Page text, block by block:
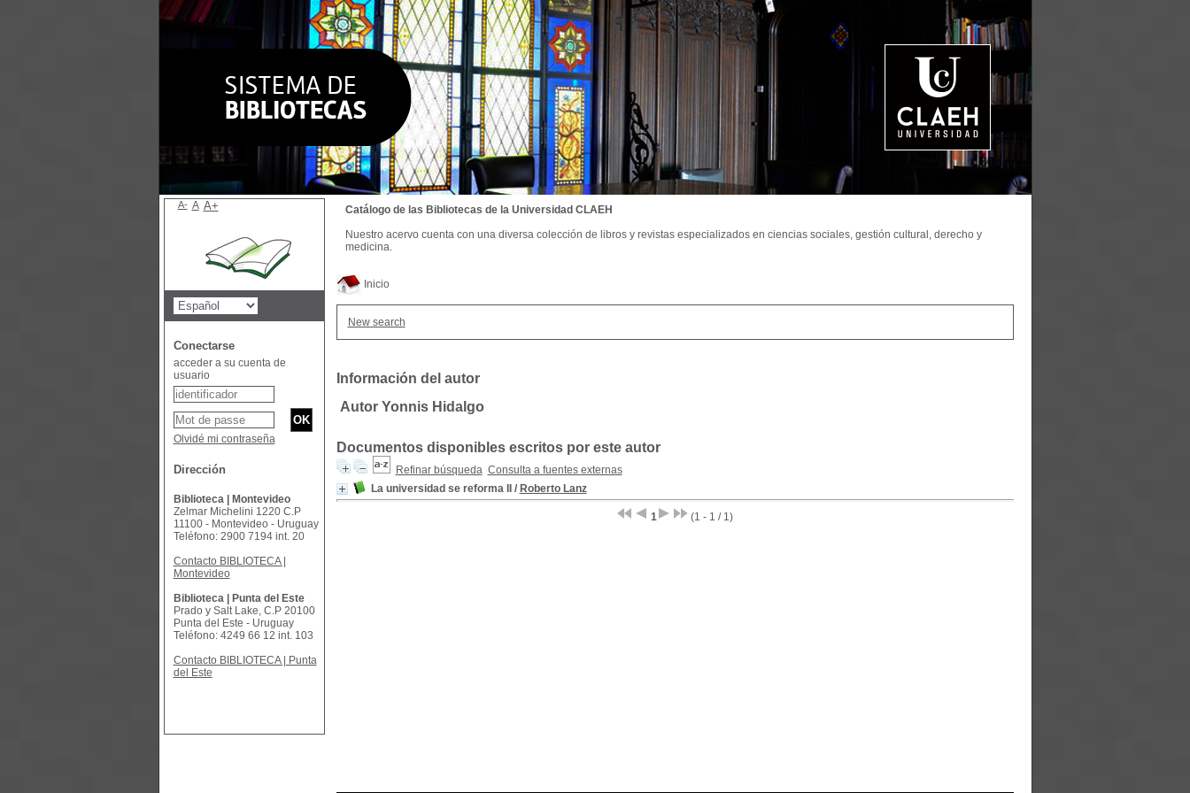
Inicio
New search
Información del autor
Autor Yonnis Hidalgo
Documentos disponibles escritos por este autor
Refinar búsqueda Consulta a fuentes externas
La universidad se reforma II
/ Roberto Lanz
1 (1 - 1 / 1)
Catálogo de las Bibliotecas de la Universidad CLAEH
Nuestro acervo cuenta con una diversa colección de libros y revistas especializados en ciencias sociales, gestión cultural, derecho y
medicina.
A- A A+
Conectarse
acceder a su cuenta de
usuario
Olvidé mi contraseña
Dirección
Biblioteca | Montevideo
Zelmar Michelini 1220 C.P
11100 - Montevideo - Uruguay
Teléfono: 2900 7194 int. 20
Contacto BIBLIOTECA |
Montevideo
Biblioteca | Punta del Este
Prado y Salt Lake, C.P 20100
Punta del Este - Uruguay
Teléfono: 4249 66 12 int. 103
Contacto BIBLIOTECA | Punta
del Este